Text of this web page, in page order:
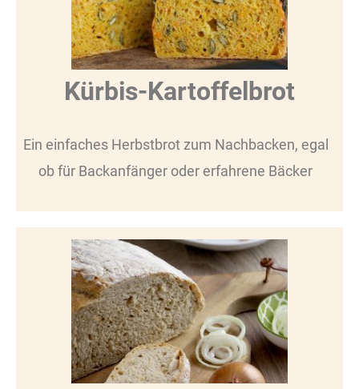
Kürbis-Kartoffelbrot
Ein einfaches Herbstbrot zum Nachbacken, egal
ob für Backanfänger oder erfahrene Bäcker